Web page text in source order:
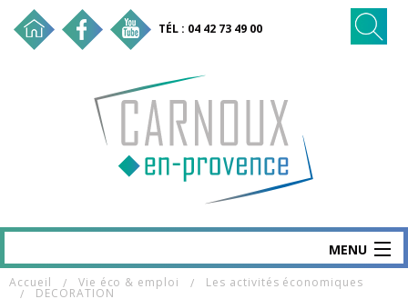
TÉL : 04 42 73 49 00
MENU
CARNOUX
Accueil Vie éco & emploi Les activités économiques
DECORATION